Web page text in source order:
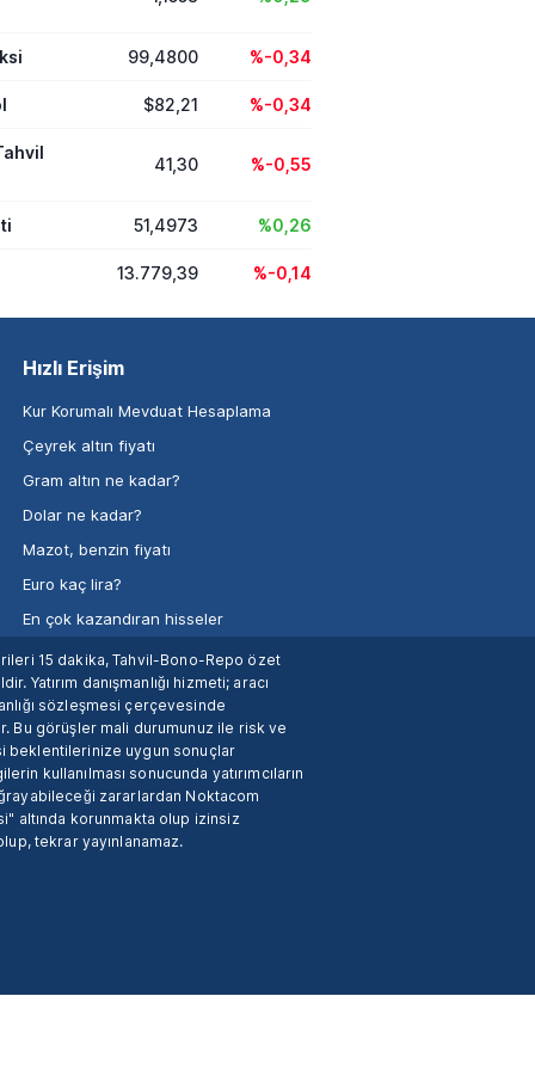
99,4800 %-0,34
$82,21 %-0,34
41,30 %-0,55
51,4973 %0,26
13.779,39 %-0,14
Hızlı Erişim
Kur Korumalı Mevduat Hesaplama
Çeyrek altın fiyatı
Gram altın ne kadar?
Dolar ne kadar?
Mazot, benzin fiyatı
Euro kaç lira?
En çok kazandıran hisseler
15 dakika, Tahvil-Bono-Repo özet
Yatırım danışmanlığı hizmeti; aracı
sözleşmesi çerçevesinde
Bu görüşler mali durumunuz ile risk ve
beklentilerinize uygun sonuçlar
kullanılması sonucunda yatırımcıların
zararlardan Noktacom
altında korunmakta olup izinsiz
tekrar yayınlanamaz.